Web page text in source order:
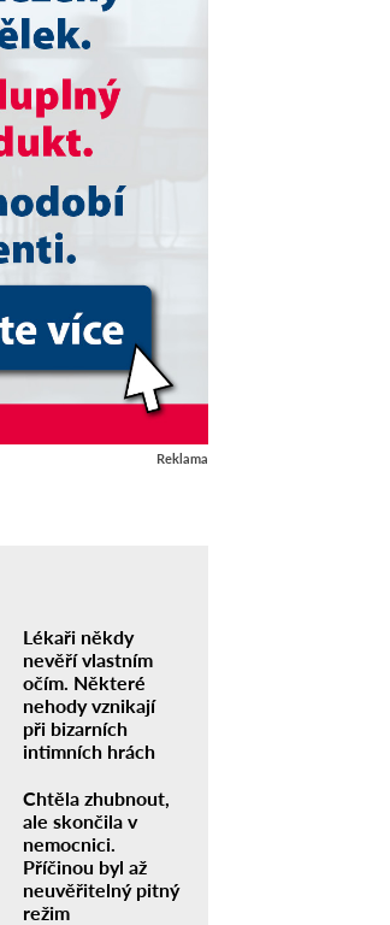
Reklama
Lékaři někdy
nevěří vlastním
očím. Některé
nehody vznikají
při bizarních
intimních hrách
Chtěla zhubnout,
ale skončila v
nemocnici.
Příčinou byl až
neuvěřitelný pitný
režim